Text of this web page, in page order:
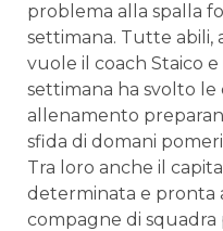
problema alla spalla
settimana. Tutte abili,
vuole il coach Staico
settimana ha svolto
allenamento
sfida di domani
Tra loro anche il
determinata e pronta
compagne di squadra